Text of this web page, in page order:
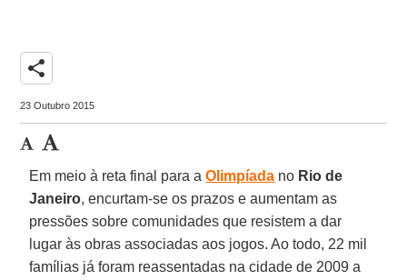
share
23 Outubro 2015
Em meio à reta final para aOlimpíada no Rio de
Janeiro, encurtam-se os prazos e aumentam as
pressões sobre comunidades que resistem a dar
lugar às obras associadas aos jogos. Ao todo, 22 mil
famílias já foram reassentadas na cidade de 2009 a